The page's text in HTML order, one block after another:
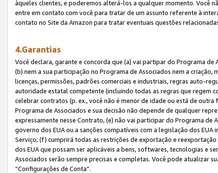
àqueles clientes, e poderemos alterá-los a qualquer momento. Você
entre em contato com você para tratar de um assunto referente à
contato no Site da Amazon para tratar eventuais questões
4.Garantias
Você declara, garante e concorda que (a) vai partipar do Programa
(b) nem a sua participação no Programa de Associados nem a
licenças, permissões, padrões comerciais e industriais, regras auto-
autoridade estatal competente (incluindo todas as regras que regem
celebrar contratos (p. ex., você não é menor de idade ou está de
Programa de Associados e sua decisão não depende de qualquer
expressamente nesse Contrato, (e) não vai participar do Programa
governo dos EUA ou a sanções compatíveis com a legislação dos
Serviço; (f) cumprirá todas as restrições de exportação e
dos EUA que possam ser aplicáveis a bens, softwares, tecnologias e
Associados serão sempre precisas e completas. Você pode atualizar
“Configurações de Conta”.